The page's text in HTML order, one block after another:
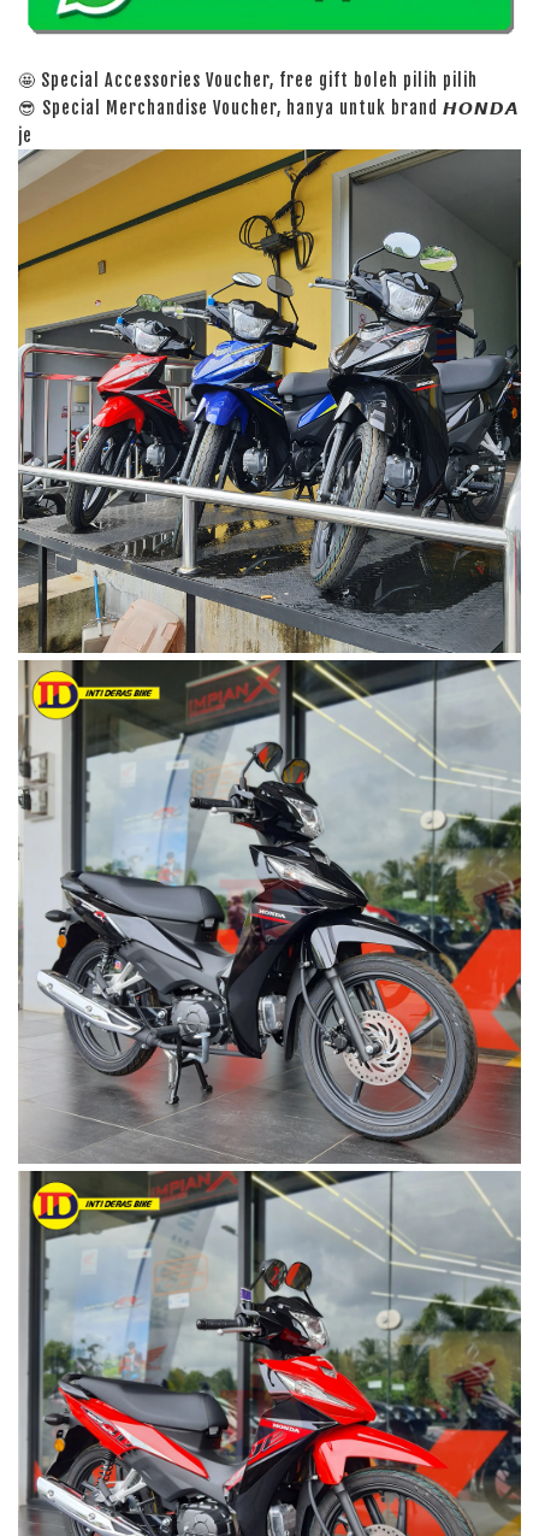
🤩 Special Accessories Voucher, free gift boleh pilih pilih
😎 Special Merchandise Voucher, hanya untuk brand 𝙃𝙊𝙉𝘿𝘼
je